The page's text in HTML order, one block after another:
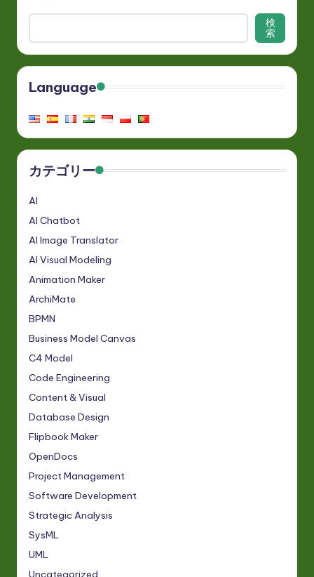
検
索
Language
カテゴリー
AI
AI Chatbot
AI Image Translator
AI Visual Modeling
Animation Maker
ArchiMate
BPMN
Business Model Canvas
C4 Model
Code Engineering
Content & Visual
Database Design
Flipbook Maker
OpenDocs
Project Management
Software Development
Strategic Analysis
SysML
UML
Uncategorized